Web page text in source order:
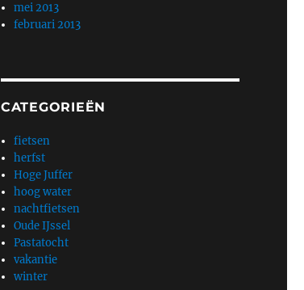
mei 2013
februari 2013
CATEGORIEËN
fietsen
herfst
Hoge Juffer
hoog water
nachtfietsen
Oude IJssel
Pastatocht
vakantie
winter